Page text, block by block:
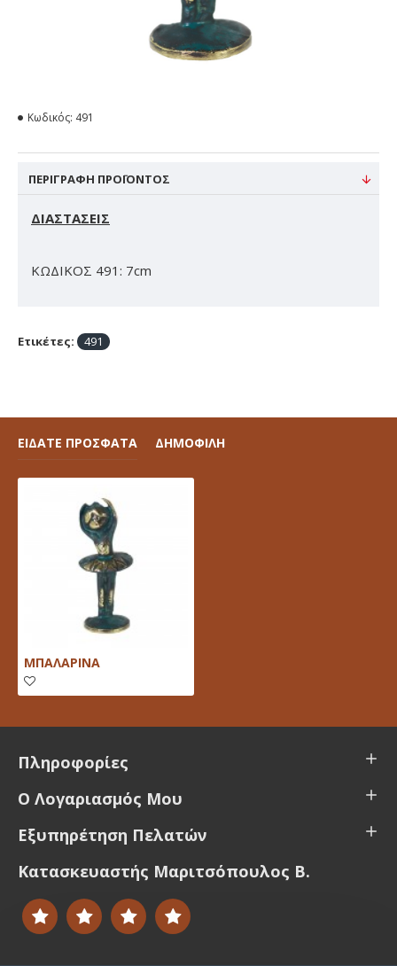
Κωδικός: 491
ΠΕΡΙΓΡΑΦΉ ΠΡΟΪΌΝΤΟΣ
ΔΙΑΣΤΑΣΕΙΣ
ΚΩΔΙΚΟΣ 491: 7cm
Ετικέτες: 491
ΕΙΔΑΤΕ ΠΡΟΣΦΑΤΑ ΔΗΜΟΦΙΛΗ
ΜΠΑΛΑΡΙΝΑ
Πληροφορίες
Ο Λογαριασμός Μου
Εξυπηρέτηση Πελατών
Κατασκευαστής Μαριτσόπουλος Β.